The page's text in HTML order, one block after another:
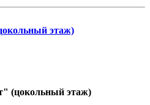
этаж)
(цокольный этаж)